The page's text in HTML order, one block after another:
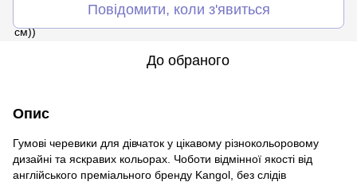
Повідомити, коли з'явиться
До обраного
Опис
Гумові черевики для дівчаток у цікавому різнокольоровому
дизайні та яскравих кольорах. Чоботи відмінної якості від
англійського преміального бренду Kangol, без слідів